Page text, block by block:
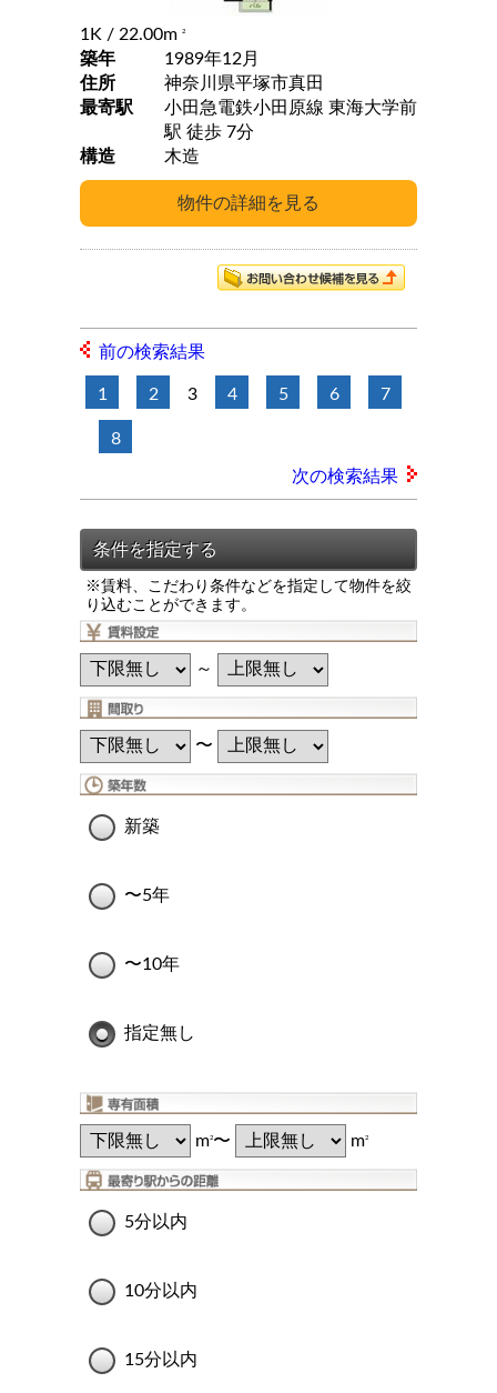
1K / 22.00m 2
築年
1989年12月
住所
神奈川県平塚市真田
最寄駅
小田急電鉄小田原線 東海大学前
駅 徒歩 7分
構造
木造
前の検索結果
1 2 3 4 5 6 7
8
次の検索結果
※賃料、こだわり条件などを指定して物件を絞
り込むことができます。
～
〜
新築
〜5年
〜10年
指定無し
m2〜 m2
5分以内
10分以内
15分以内